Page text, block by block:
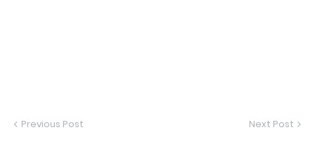
Previous Post Next Post